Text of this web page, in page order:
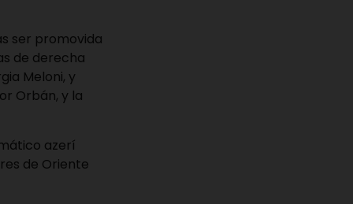
ser promovida
de derecha
Meloni, y
Orbán, y la
azerí
de Oriente